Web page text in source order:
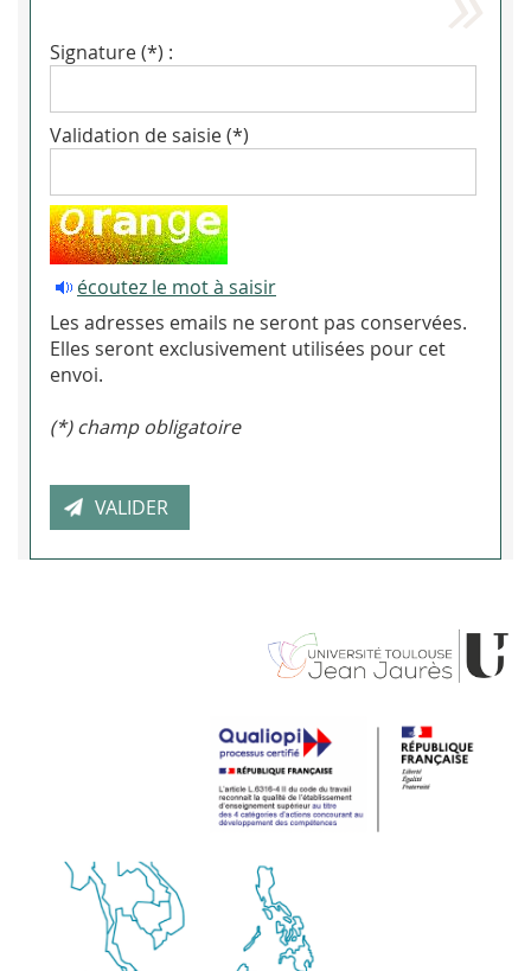
Signature (*) :
Validation de saisie (*)
écoutez le mot à saisir
Les adresses emails ne seront pas conservées.
Elles seront exclusivement utilisées pour cet
envoi.
(*) champ obligatoire